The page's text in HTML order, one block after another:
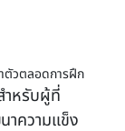
ตัวตลอดการฝึก
ำหรับผู้ที่
าความแข็ง